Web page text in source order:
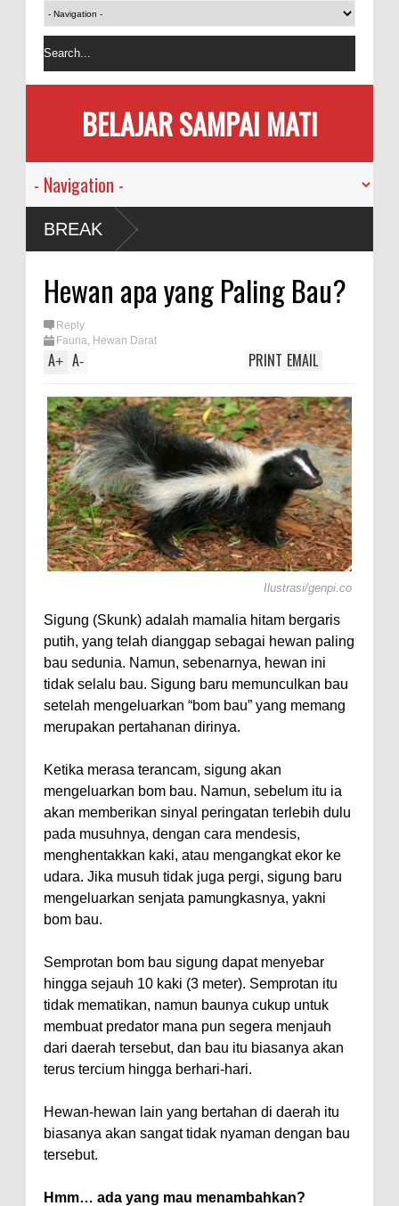
BELAJAR SAMPAI MATI
BREAK
Hewan apa yang Paling Bau?
Reply
Fauna, Hewan Darat
A+ A- EMAIL
PRINT
Ilustrasi/genpi.co
Sigung (Skunk) adalah mamalia hitam bergaris
putih, yang telah dianggap sebagai hewan paling
bau sedunia. Namun, sebenarnya, hewan ini
tidak selalu bau. Sigung baru memunculkan bau
setelah mengeluarkan “bom bau” yang memang
merupakan pertahanan dirinya.
Ketika merasa terancam, sigung akan
mengeluarkan bom bau. Namun, sebelum itu ia
akan memberikan sinyal peringatan terlebih dulu
pada musuhnya, dengan cara mendesis,
menghentakkan kaki, atau mengangkat ekor ke
udara. Jika musuh tidak juga pergi, sigung baru
mengeluarkan senjata pamungkasnya, yakni
bom bau.
Semprotan bom bau sigung dapat menyebar
hingga sejauh 10 kaki (3 meter). Semprotan itu
tidak mematikan, namun baunya cukup untuk
membuat predator mana pun segera menjauh
dari daerah tersebut, dan bau itu biasanya akan
terus tercium hingga berhari-hari.
Hewan-hewan lain yang bertahan di daerah itu
biasanya akan sangat tidak nyaman dengan bau
tersebut.
Hmm… ada yang mau menambahkan?